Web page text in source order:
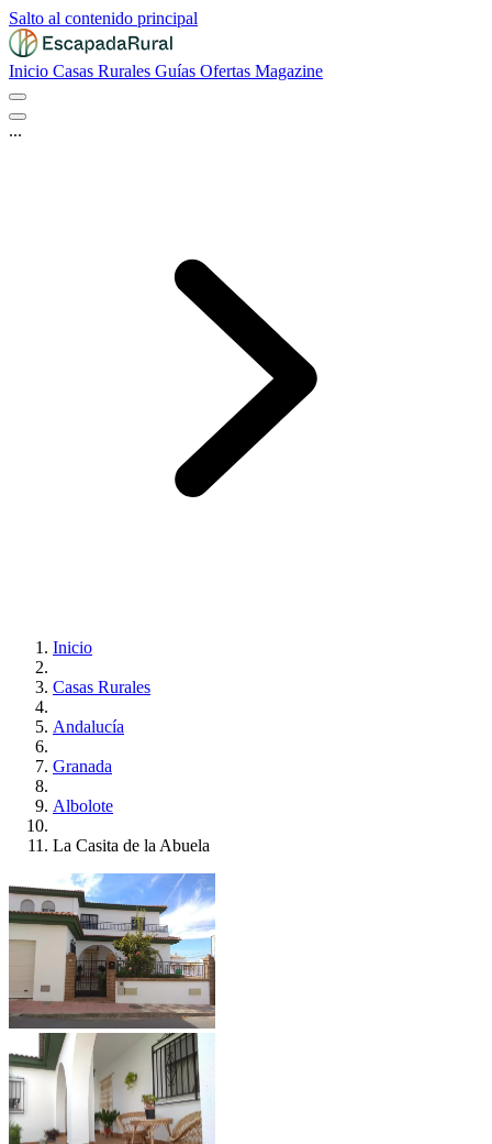
Salto al contenido principal
Inicio Casas Rurales Guías Ofertas Magazine
...
Inicio
Casas Rurales
Andalucía
Granada
Albolote
La Casita de la Abuela